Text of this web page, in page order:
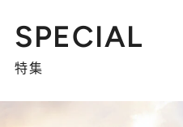
SPECIAL
特集